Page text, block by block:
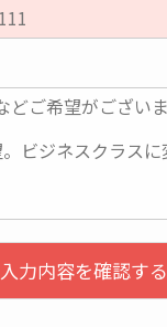
入力内容を確認する